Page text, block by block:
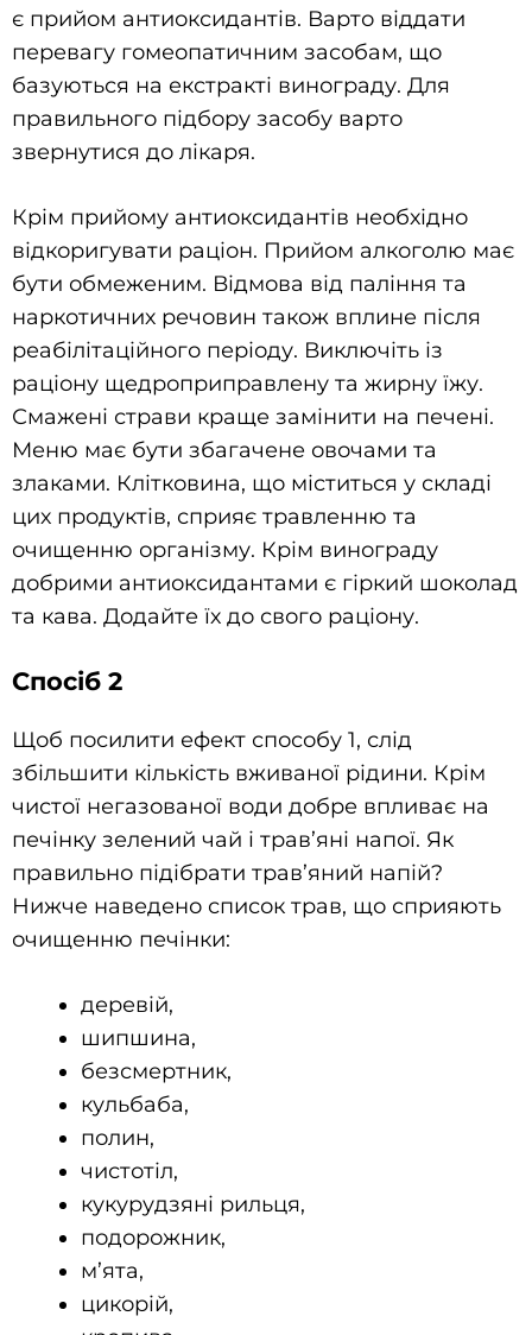
є прийом антиоксидантів. Варто віддати
перевагу гомеопатичним засобам, що
базуються на екстракті винограду. Для
правильного підбору засобу варто
звернутися до лікаря.
Крім прийому антиоксидантів необхідно
відкоригувати раціон. Прийом алкоголю має
бути обмеженим. Відмова від паління та
наркотичних речовин також вплине після
реабілітаційного періоду. Виключіть із
раціону щедроприправлену та жирну їжу.
Смажені страви краще замінити на печені.
Меню має бути збагачене овочами та
злаками. Клітковина, що міститься у складі
цих продуктів, сприяє травленню та
очищенню організму. Крім винограду
добрими антиоксидантами є гіркий шоколад
та кава. Додайте їх до свого раціону.
Спосіб 2
Щоб посилити ефект способу 1, слід
збільшити кількість вживаної рідини. Крім
чистої негазованої води добре впливає на
печінку зелений чай і трав’яні напої. Як
правильно підібрати трав’яний напій?
Нижче наведено список трав, що сприяють
очищенню печінки:
деревій,
шипшина,
безсмертник,
кульбаба,
полин,
чистотіл,
кукурудзяні рильця,
подорожник,
м’ята,
цикорій,